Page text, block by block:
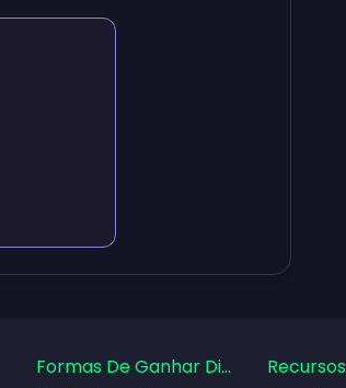
Formas De Ganhar DinheiroRecursos